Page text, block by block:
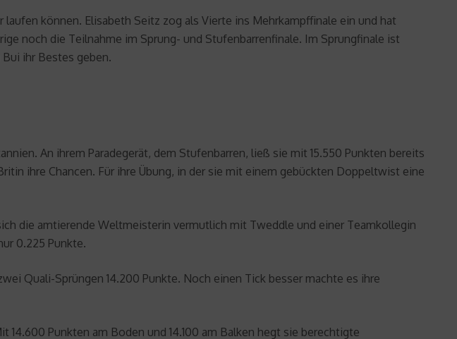
können. Elisabeth Seitz zog als Vierte ins Mehrkampffinale ein und hat
noch die Teilnahme im Sprung- und Stufenbarrenfinale. Im Sprungfinale ist
ihr Bestes geben.
An ihrem Paradegerät, dem Stufenbarren, ließ sie mit 15.550 Punkten bereits
ihre Chancen. Für ihre Übung, in der sie mit einem gebückten Doppeltwist eine
die amtierende Weltmeisterin vermutlich mit Tweddle und einer Teamkollegin
0.225 Punkte.
Quali-Sprüngen 14.200 Punkte. Noch einen Tick besser machte es ihre
Punkten am Boden und 14.100 am Balken hegt sie berechtigte